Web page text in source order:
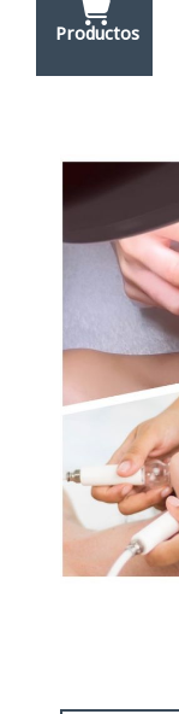
Productos